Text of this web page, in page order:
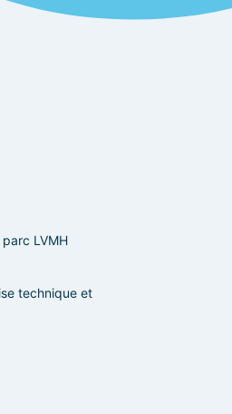
LVMH
technique et